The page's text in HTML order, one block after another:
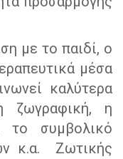
με το παιδί, ο
μέσα
καλύτερα
ζωγραφική, η
το συμβολικό
κ.α. Ζωτικής